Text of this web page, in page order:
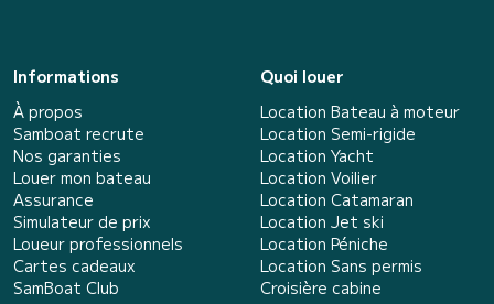
Informations
À propos
Samboat recrute
Nos garanties
Louer mon bateau
Assurance
Simulateur de prix
Loueur professionnels
Cartes cadeaux
SamBoat Club
Quoi louer
Location Bateau à moteur
Location Semi-rigide
Location Yacht
Location Voilier
Location Catamaran
Location Jet ski
Location Péniche
Location Sans permis
Croisière cabine